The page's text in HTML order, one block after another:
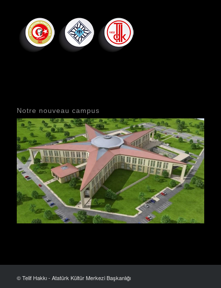
Notre nouveau campus
© Telif Hakkı - Atatürk Kültür Merkezi Başkanlığı